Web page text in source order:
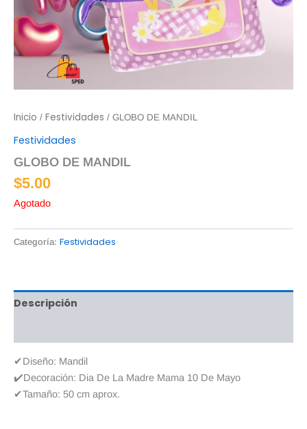
Inicio / Festividades / GLOBO DE MANDIL
Festividades
GLOBO DE MANDIL
$5.00
Agotado
Categoría: Festividades
Descripción
✔Diseño: Mandil
✔️Decoración: Dia De La Madre Mama 10 De Mayo
✔Tamaño: 50 cm aprox.